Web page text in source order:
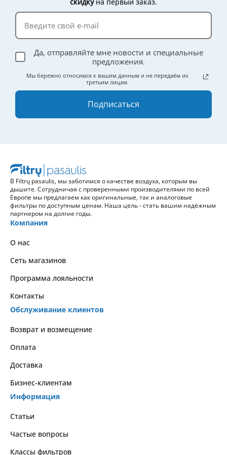
Да, отправляйте мне новости и специальные
предложения.
Мы бережно относимся к вашим данным и не передаём их
третьим лицам.
Подписаться
В Filtrų pasaulis, мы заботимся о качестве воздуха, которым вы
дышите. Сотрудничая с проверенными производителями по всей
Европе мы предлагаем как оригинальные, так и аналоговые
фильтры по доступным ценам. Наша цель - стать вашим надёжным
партнером на долгие годы.
Компания
О нас
Сеть магазинов
Программа лояльности
Контакты
Обслуживание клиентов
Возврат и возмещение
Оплата
Доставка
Бизнес-клиентам
Информация
Статьи
Частые вопросы
Классы фильтров